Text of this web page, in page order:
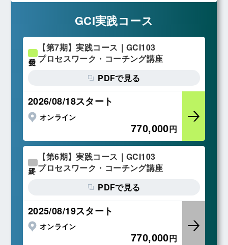
GCI実践コース
【第7期】実践コース｜GCI103
プロセスワーク・コーチング講座
PDFで見る
2026/08/18スタート
オンライン
770,000円
【第6期】実践コース｜GCI103
プロセスワーク・コーチング講座
PDFで見る
2025/08/19スタート
オンライン
770,000円